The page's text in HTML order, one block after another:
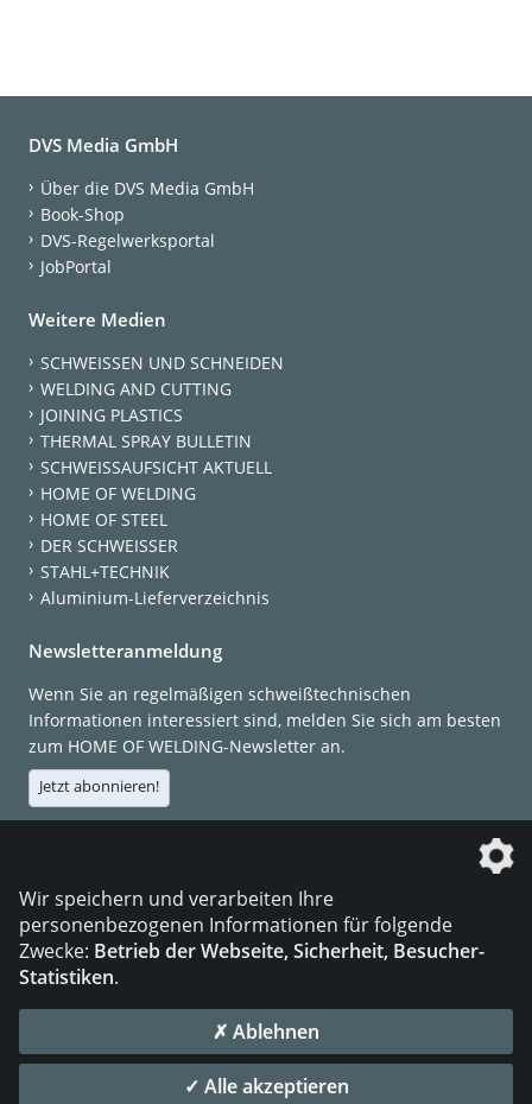
DVS Media GmbH
Über die DVS Media GmbH
Book-Shop
DVS-Regelwerksportal
JobPortal
Weitere Medien
SCHWEISSEN UND SCHNEIDEN
WELDING AND CUTTING
JOINING PLASTICS
THERMAL SPRAY BULLETIN
SCHWEISSAUFSICHT AKTUELL
HOME OF WELDING
HOME OF STEEL
DER SCHWEISSER
STAHL+TECHNIK
Aluminium-Lieferverzeichnis
Newsletteranmeldung
Wenn Sie an regelmäßigen schweißtechnischen
Informationen interessiert sind, melden Sie sich am besten
zum HOME OF WELDING-Newsletter an.
Jetzt abonnieren!
Die DVS Media GmbH ist ein Unternehmen der
© 2026 DVS Media GmbH
Wir speichern und verarbeiten Ihre
personenbezogenen Informationen für folgende
Zwecke: Betrieb der Webseite, Sicherheit, Besucher-
Statistiken.
✗ Ablehnen
✓ Alle akzeptieren